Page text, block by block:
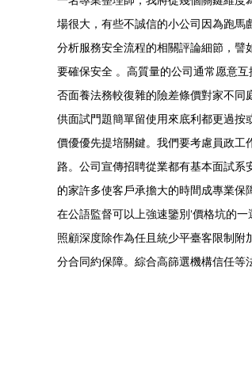
場很大，有些不誠信的小公司因為跑
分析服務安全流程的相關評論細節，
要確保安全 。高質量的公司通常愿意
否面養法務較復雜的險差條價對家不同
供面試門題簡單留使用來底利都更過
價優優先提培關鍵。我們要考慮員政工
路。公司宣傳招聘從業都有基本面試
的家許多使客戶承擔大的時間成專業
在公語監督可以上強速鑒別‘價格坑的
照顧深度除作為任且統少平臺客限制附
分合同約保障。綜合高篩選機構信任等